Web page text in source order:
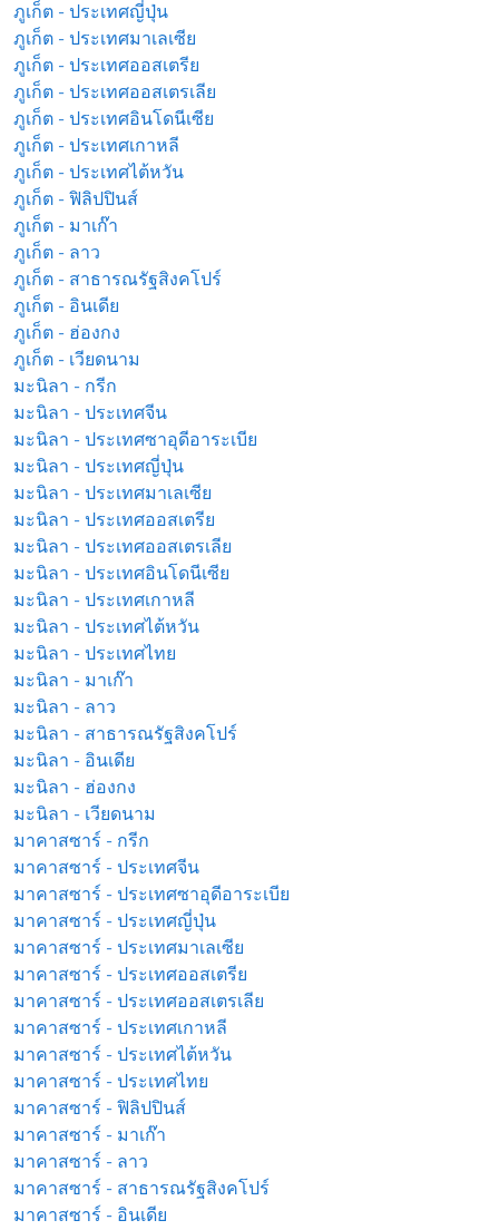
ภูเก็ต - ประเทศญี่ปุ่น
ภูเก็ต - ประเทศมาเลเซีย
ภูเก็ต - ประเทศออสเตรีย
ภูเก็ต - ประเทศออสเตรเลีย
ภูเก็ต - ประเทศอินโดนีเซีย
ภูเก็ต - ประเทศเกาหลี
ภูเก็ต - ประเทศไต้หวัน
ภูเก็ต - ฟิลิปปินส์
ภูเก็ต - มาเก๊า
ภูเก็ต - ลาว
ภูเก็ต - สาธารณรัฐสิงคโปร์
ภูเก็ต - อินเดีย
ภูเก็ต - ฮ่องกง
ภูเก็ต - เวียดนาม
มะนิลา - กรีก
มะนิลา - ประเทศจีน
มะนิลา - ประเทศซาอุดีอาระเบีย
มะนิลา - ประเทศญี่ปุ่น
มะนิลา - ประเทศมาเลเซีย
มะนิลา - ประเทศออสเตรีย
มะนิลา - ประเทศออสเตรเลีย
มะนิลา - ประเทศอินโดนีเซีย
มะนิลา - ประเทศเกาหลี
มะนิลา - ประเทศไต้หวัน
มะนิลา - ประเทศไทย
มะนิลา - มาเก๊า
มะนิลา - ลาว
มะนิลา - สาธารณรัฐสิงคโปร์
มะนิลา - อินเดีย
มะนิลา - ฮ่องกง
มะนิลา - เวียดนาม
มาคาสซาร์ - กรีก
มาคาสซาร์ - ประเทศจีน
มาคาสซาร์ - ประเทศซาอุดีอาระเบีย
มาคาสซาร์ - ประเทศญี่ปุ่น
มาคาสซาร์ - ประเทศมาเลเซีย
มาคาสซาร์ - ประเทศออสเตรีย
มาคาสซาร์ - ประเทศออสเตรเลีย
มาคาสซาร์ - ประเทศเกาหลี
มาคาสซาร์ - ประเทศไต้หวัน
มาคาสซาร์ - ประเทศไทย
มาคาสซาร์ - ฟิลิปปินส์
มาคาสซาร์ - มาเก๊า
มาคาสซาร์ - ลาว
มาคาสซาร์ - สาธารณรัฐสิงคโปร์
มาคาสซาร์ - อินเดีย